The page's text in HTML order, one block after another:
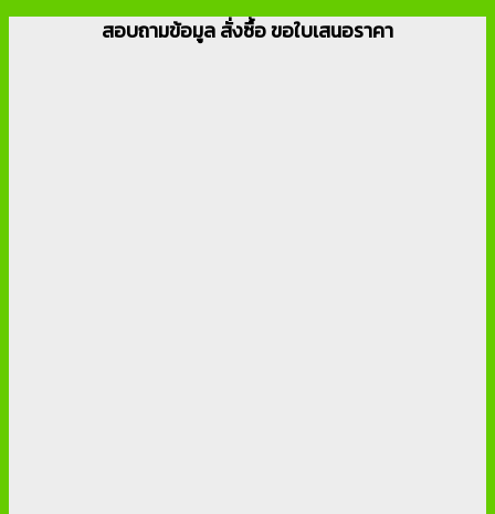
สอบถามข้อมูล สั่งซื้อ ขอใบเสนอราคา